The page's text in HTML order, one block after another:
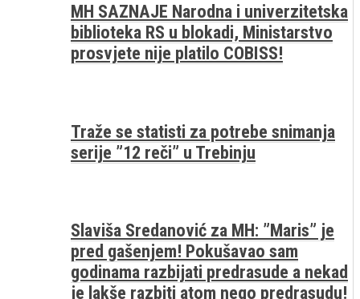
MH SAZNAJE Narodna i univerzitetska
biblioteka RS u blokadi, Ministarstvo
prosvjete nije platilo COBISS!
Traže se statisti za potrebe snimanja
serije ”12 reči” u Trebinju
Slaviša Sredanović za MH: ”Maris” je
pred gašenjem! Pokušavao sam
godinama razbijati predrasude a nekad
je lakše razbiti atom nego predrasudu!